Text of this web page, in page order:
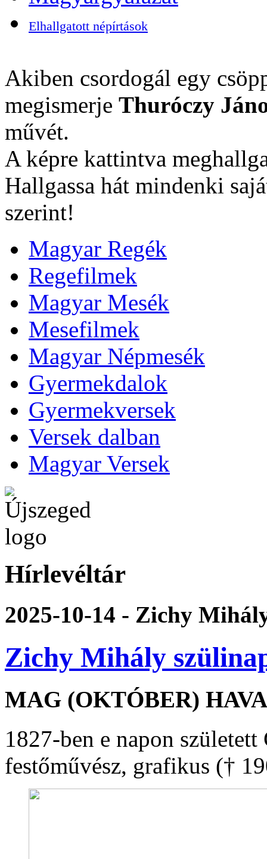
Elhallgatott népírtások
Akiben csordogál egy
megismerje Thuróczy
művét.
A képre kattintva
Hallgassa hát mindenki
szerint!
Magyar Regék
Regefilmek
Magyar Mesék
Mesefilmek
Magyar Népmesék
Gyermekdalok
Gyermekversek
Versek dalban
Magyar Versek
Hírlevéltár
2025-10-14 - Zichy
Zichy Mihály
MAG (OKTÓBER)
1827-ben e napon
festőművész, grafikus (†